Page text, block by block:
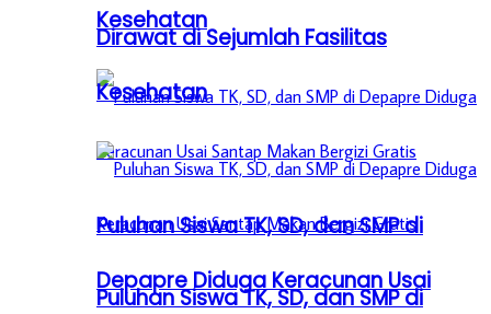
Kesehatan
Puluhan Siswa TK, SD, dan SMP di
Depapre Diduga Keracunan Usai
Dirawat di Sejumlah Fasilitas
Kesehatan
Puluhan Siswa TK, SD, dan SMP di